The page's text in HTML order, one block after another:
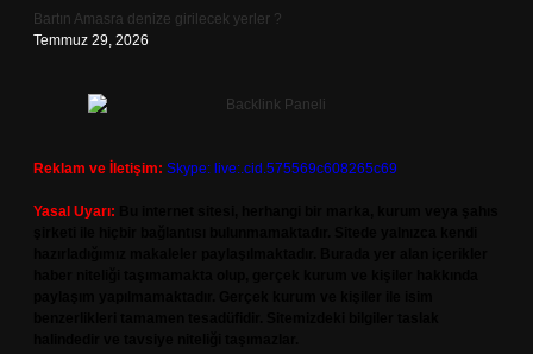
Bartın Amasra denize girilecek yerler ?
Temmuz 29, 2026
Reklam ve İletişim: Skype: live:.cid.575569c608265c69
Yasal Uyarı: